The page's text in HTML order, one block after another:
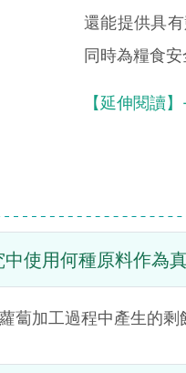
還能提供具
同時為糧食安
【延伸閱讀
中使用何種原料作為
蔔加工過程中產生的剩